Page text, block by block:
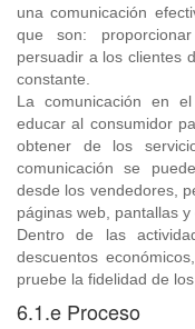
una comunicación
que son:
persuadir a los clientes
constante.
La comunicación en
educar al consumidor
obtener de los
comunicación se
desde los vendedores,
páginas web, pantallas y
Dentro de las
descuentos
pruebe la fidelidad de los
6.1.e Proceso